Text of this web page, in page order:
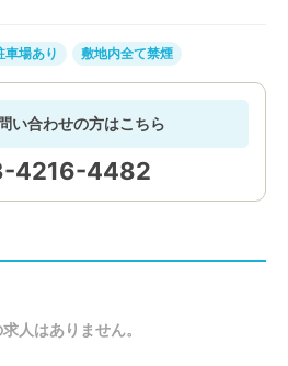
車場あり 敷地内全て禁煙
い合わせの方はこちら
4216-4482
人はありません。